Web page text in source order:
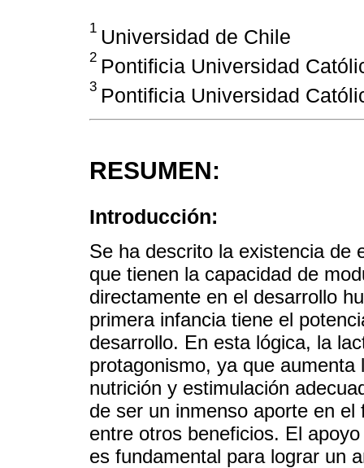
1 Universidad de Chile
2 Pontificia Universidad
3 Pontificia Universidad
RESUMEN:
Introducción:
Se ha descrito la existencia de
que tienen la capacidad de
directamente en el desarrollo
primera infancia tiene el
desarrollo. En esta lógica, la
protagonismo, ya que
nutrición y estimulación
de ser un inmenso aporte en
entre otros beneficios. El
es fundamental para lograr un